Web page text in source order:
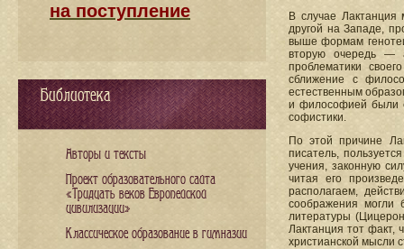
В случае
другой на Западе,
выше формам
вторую очередь —
проблематики
сближение с
естественным
и философией были
софистики.
По этой причине
писатель,
учения, законную
читая его
располагаем,
соображения могли
литературы
Лактанция тот факт,
христианской мысли
на поступление
Библиотека
Авторы и тексты
Проект образовательного сайта
«Тридцать веков Европейской
цивилизации»
Классическое образование в гимназии